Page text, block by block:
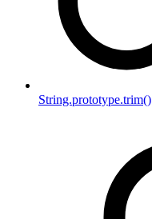
String.prototype.trim()